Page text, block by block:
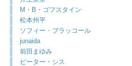
M・B・ゴフスタイン
松本州平
ソフィー・ブラッコール
junaida
前田まゆみ
ピーター・シス